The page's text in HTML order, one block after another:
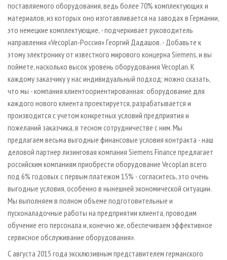
поставляемого оборудования, ведь более 70% комплектующих и
материалов, из которых оно изготавливается на заводах в Германии,
это немецкие комплектующие, - подчеркивает руководитель
направления «Vecoplan-Россия» Георгий Дадашов. - Добавьте к
этому электронику от известного мирового концерна Siemens, и вы
поймете, насколько высок уровень оборудования Vecoplan. К
каждому заказчику у нас индивидуальный подход; можно сказать,
что мы - компания клиентоориентированная: оборудование для
каждого нового клиента проектируется, разрабатывается и
производится с учетом конкретных условий предприятия и
пожеланий заказчика, в тесном сотрудничестве с ним. Мы
предлагаем весьма выгодные финансовые условия контракта - наш
деловой партнер лизинговая компания Siemens Finance предлагает
российским компаниям приобрести оборудование Vecoplan всего
под 6% годовых с первым платежом 15% - согласитесь, это очень
выгодные условия, особенно в нынешней экономической ситуации.
Мы выполняем в полном объеме подготовительные и
пусконаладочные работы на предприятии клиента, проводим
обучение его персонала и, конечно же, обеспечиваем эффективное
сервисное обслуживание оборудования».
С августа 2015 года эксклюзивным представителем германского